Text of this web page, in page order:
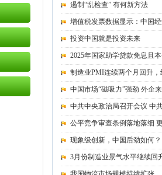
遏制“乱检查” 有何新方法
增值税发票数据显示：中国
投资中国就是投资未来
2025年国家助学贷款免息且
制造业PMI连续两个月回升
中国市场“磁吸力”强劲 外企
中共中央政治局召开会议 中
公平竞争审查条例落地落细
现象级创新，中国后劲如何？
3月份制造业景气水平继续回